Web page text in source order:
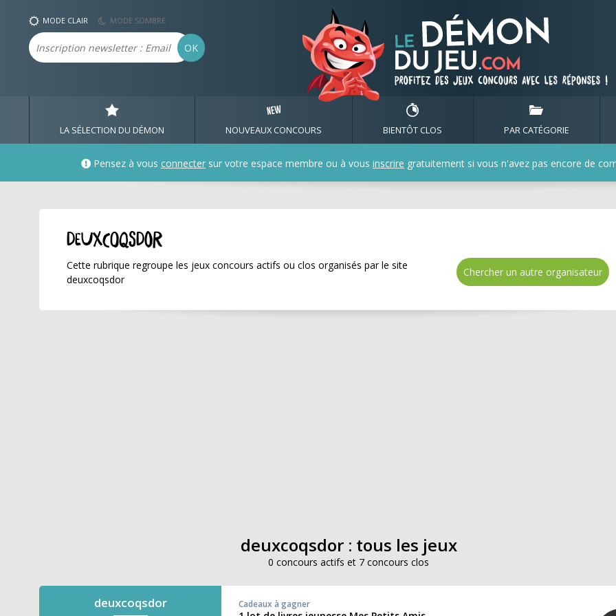
deuxcoqsdor ✅ Gagnez de nombreux cadeaux
MODE CLAIR MODE SOMBRE
Email OK
LA SÉLECTION DU DÉMON NOUVEAUX CONCOURS BIENTÔT CLOS PAR CATÉGORIE
Pensez à vous connecter sur votre espace membre ou à vous inscrire gratuitement si vous n'avez pas encore de
deuxcoqsdor
Cette rubrique regroupe les jeux concours actifs ou clos organisés par le site
deuxcoqsdor
Chercher un autre organisateur
deuxcoqsdor : tous les jeux
0 concours actifs et 7 concours clos
deuxcoqsdor Cadeaux à gagner